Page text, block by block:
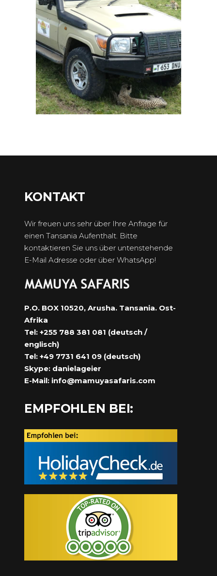
KONTAKT
Wir freuen uns sehr über Ihre Anfrage für
einen Tansania Aufenthalt. Bitte
kontaktieren Sie uns über untenstehende
E-Mail Adresse oder über WhatsApp!
P.O. BOX 10520, Arusha. Tansania. Ost-
Afrika
Tel: +255 788 381 081 (deutsch /
englisch)
Tel: +49 7731 641 09 (deutsch)
Skype: danielageier
E-Mail: info@mamuyasafaris.com
EMPFOHLEN BEI: